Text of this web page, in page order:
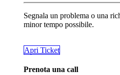
Segnala un problema o una
minor tempo possibile.
​​​​Apri Ticket
Prenota una call